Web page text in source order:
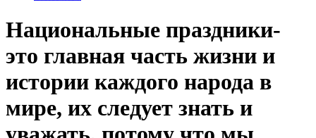
Национальные праздники-
это главная часть жизни и
истории каждого народа в
мире, их следует знать и